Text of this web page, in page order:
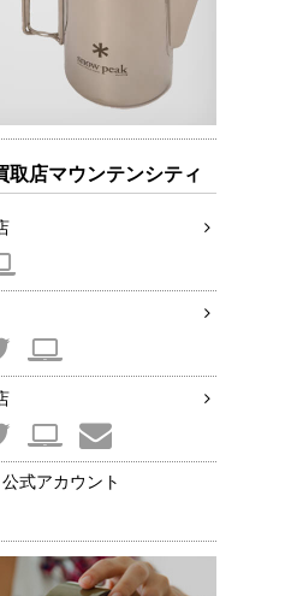
取店マウンテンシティ
式アカウント